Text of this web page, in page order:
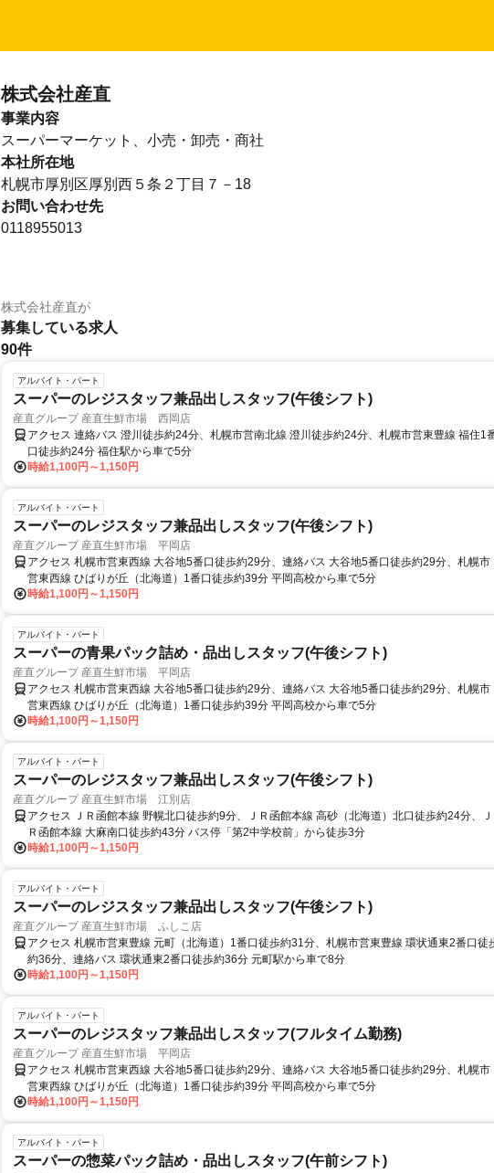
株式会社産直
事業内容
スーパーマーケット、小売・卸売・商社
本社所在地
札幌市厚別区厚別西５条２丁目７－18
お問い合わせ先
0118955013
株式会社産直が
募集している求人
90件
アルバイト・パート
スーパーのレジスタッフ兼品出しスタッフ(午後シフト)
産直グループ 産直生鮮市場 西岡店
時給1,100円～1,150円
アクセス 連絡バス 澄川徒歩約24分、札幌市営南北線 澄川徒歩約24分、札幌市営東豊線 福住1
口徒歩約24分 福住駅から車で5分
アルバイト・パート
スーパーのレジスタッフ兼品出しスタッフ(午後シフト)
産直グループ 産直生鮮市場 平岡店
時給1,100円～1,150円
アクセス 札幌市営東西線 大谷地5番口徒歩約29分、連絡バス 大谷地5番口徒歩約29分、札幌市
営東西線 ひばりが丘（北海道）1番口徒歩約39分 平岡高校から車で5分
アルバイト・パート
スーパーの青果パック詰め・品出しスタッフ(午後シフト)
産直グループ 産直生鮮市場 平岡店
時給1,100円～1,150円
アクセス 札幌市営東西線 大谷地5番口徒歩約29分、連絡バス 大谷地5番口徒歩約29分、札幌市
営東西線 ひばりが丘（北海道）1番口徒歩約39分 平岡高校から車で5分
アルバイト・パート
スーパーのレジスタッフ兼品出しスタッフ(午後シフト)
産直グループ 産直生鮮市場 江別店
時給1,100円～1,150円
アクセス ＪＲ函館本線 野幌北口徒歩約9分、ＪＲ函館本線 高砂（北海道）北口徒歩約24分、Ｊ
Ｒ函館本線 大麻南口徒歩約43分 バス停「第2中学校前」から徒歩3分
アルバイト・パート
スーパーのレジスタッフ兼品出しスタッフ(午後シフト)
産直グループ 産直生鮮市場 ふしこ店
時給1,100円～1,150円
アクセス 札幌市営東豊線 元町（北海道）1番口徒歩約31分、札幌市営東豊線 環状通東2番口徒
約36分、連絡バス 環状通東2番口徒歩約36分 元町駅から車で8分
アルバイト・パート
スーパーのレジスタッフ兼品出しスタッフ(フルタイム勤務)
産直グループ 産直生鮮市場 平岡店
時給1,100円～1,150円
アクセス 札幌市営東西線 大谷地5番口徒歩約29分、連絡バス 大谷地5番口徒歩約29分、札幌市
営東西線 ひばりが丘（北海道）1番口徒歩約39分 平岡高校から車で5分
アルバイト・パート
スーパーの惣菜パック詰め・品出しスタッフ(午前シフト)